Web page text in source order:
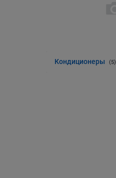
Кондиционеры (5)